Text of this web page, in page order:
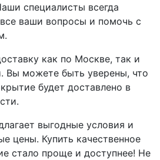
специалисты всегда
ваши вопросы и помочь с
как по Москве, так и
Вы можете быть уверены, что
будет доставлено в
выгодные условия и
цены. Купить качественное
стало проще и доступнее! Не